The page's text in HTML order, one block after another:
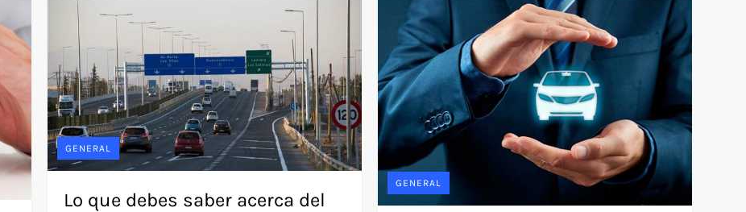
GENERAL
Lo que debes saber acerca del
GENERAL